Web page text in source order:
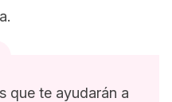
que te ayudarán a